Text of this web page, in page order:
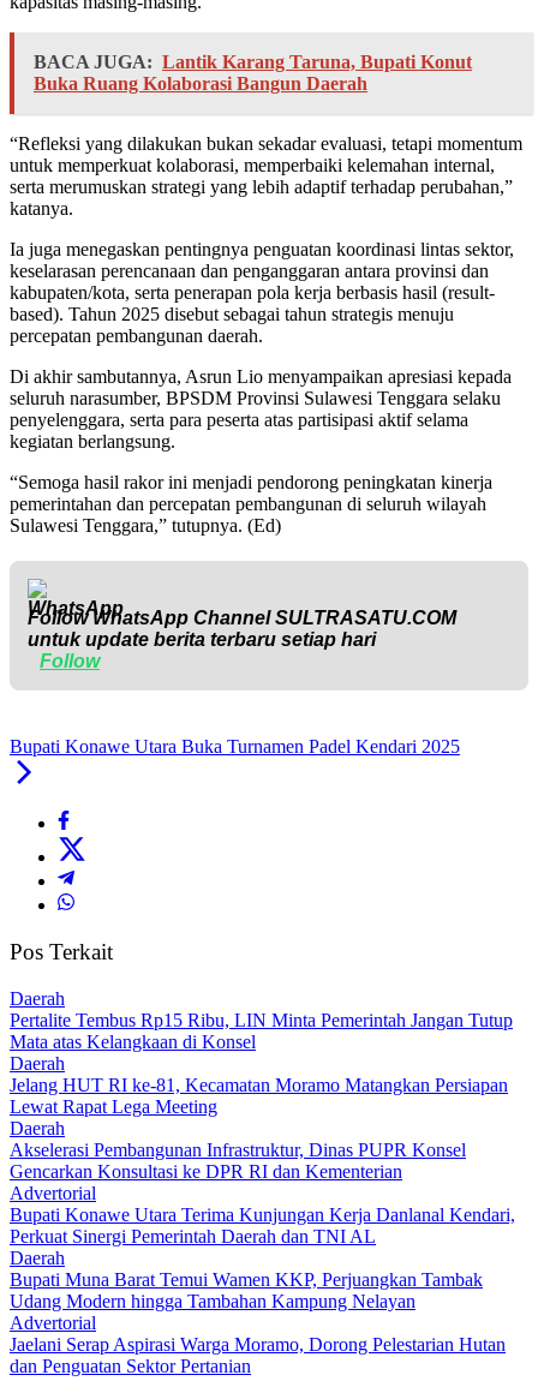
BACA JUGA: Lantik Karang Taruna, Bupati Konut
Buka Ruang Kolaborasi Bangun Daerah
“Refleksi yang dilakukan bukan sekadar evaluasi, tetapi momentum
untuk memperkuat kolaborasi, memperbaiki kelemahan internal,
serta merumuskan strategi yang lebih adaptif terhadap perubahan,”
katanya.
Ia juga menegaskan pentingnya penguatan koordinasi lintas sektor,
keselarasan perencanaan dan penganggaran antara provinsi dan
kabupaten/kota, serta penerapan pola kerja berbasis hasil (result-
based). Tahun 2025 disebut sebagai tahun strategis menuju
percepatan pembangunan daerah.
Di akhir sambutannya, Asrun Lio menyampaikan apresiasi kepada
seluruh narasumber, BPSDM Provinsi Sulawesi Tenggara selaku
penyelenggara, serta para peserta atas partisipasi aktif selama
kegiatan berlangsung.
“Semoga hasil rakor ini menjadi pendorong peningkatan kinerja
pemerintahan dan percepatan pembangunan di seluruh wilayah
Sulawesi Tenggara,” tutupnya. (Ed)
Follow WhatsApp ChannelSULTRASATU.COM
untuk update berita terbaru setiap hari
Follow
Bupati Konawe Utara Buka Turnamen Padel Kendari 2025
Pos Terkait
Daerah
‎Pertalite Tembus Rp15 Ribu, LIN Minta Pemerintah Jangan Tutup
Mata atas Kelangkaan di Konsel
Daerah
‎Jelang HUT RI ke-81, Kecamatan Moramo Matangkan Persiapan
Lewat Rapat Lega Meeting
Daerah
Akselerasi Pembangunan Infrastruktur, Dinas PUPR Konsel
Gencarkan Konsultasi ke DPR RI dan Kementerian
Advertorial
Bupati Konawe Utara Terima Kunjungan Kerja Danlanal Kendari,
Perkuat Sinergi Pemerintah Daerah dan TNI AL
Daerah
‎Bupati Muna Barat Temui Wamen KKP, Perjuangkan Tambak
Udang Modern hingga Tambahan Kampung Nelayan
Advertorial
Jaelani Serap Aspirasi Warga Moramo, Dorong Pelestarian Hutan
dan Penguatan Sektor Pertanian